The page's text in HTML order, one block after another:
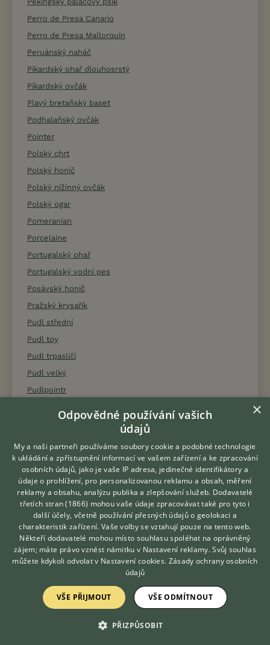
Perro de Presa Canario
Perro de Presa Mallorquin
Peruánský naháč
Pikardský ohař dlouhosrstý
Pikardský ovčák
Plavý bretaňský baset
Podhalaňský ovčák
Pointer
Polský chrt
Polský honič
Polský nížinný ovčák
Polský ogar
Pomeranian
Porcelaine
Portugalský ohař
Portugalský vodní pes
Posávský honič
Pražský krysařík
Pudl střední
Pudl toy
Pudl trpasličí
Pudl velký
Pudlpointr
Pyrenejský mastin
Pyrenejský ovčák
Rafeiro do Alentejo
Rakouský pinč
Rhodéský ridgeback
Rotvajler
Rumunský mioritský ovčák
Rumunský ovčák - Bukovina
Ruská barevná bolonka
Ruský toy
Hledáte zvířecího kamaráda?
Zdarma vám poradí
VETERINÁŘ ONLINE
KONZULTOVAT S
VETERINÁŘEM
×
Odpovědné používání vašich
údajů
My a naši partneři používáme soubory cookie a podobné technologie
k ukládání a zpřístupnění informací ve vašem zařízení a ke zpracování
osobních údajů, jako je vaše IP adresa, jedinečné identifikátory a
údaje o prohlížení, pro personalizovanou reklamu a obsah, měření
reklamy a obsahu, analýzu publika a zlepšování služeb. Dodavatelé
třetích stran (1866) mohou vaše údaje zpracovávat také pro tyto i
další účely, včetně používání přesných údajů o geolokaci a
charakteristik zařízení. Vaše volby se vztahují pouze na tento web.
Někteří dodavatelé mohou místo souhlasu spoléhat na oprávněný
zájem; máte právo vznést námitku v Nastavení reklamy. Svůj souhlas
můžete kdykoli odvolat v Nastavení cookies. Zásady ochrany osobních
údajů
VŠE PŘIJMOUT VŠE ODMÍTNOUT
PŘIZPŮSOBIT